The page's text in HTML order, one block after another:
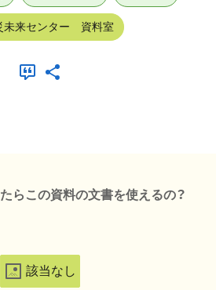
未来センター 資料室
らこの資料の文書を使えるの？
該当なし